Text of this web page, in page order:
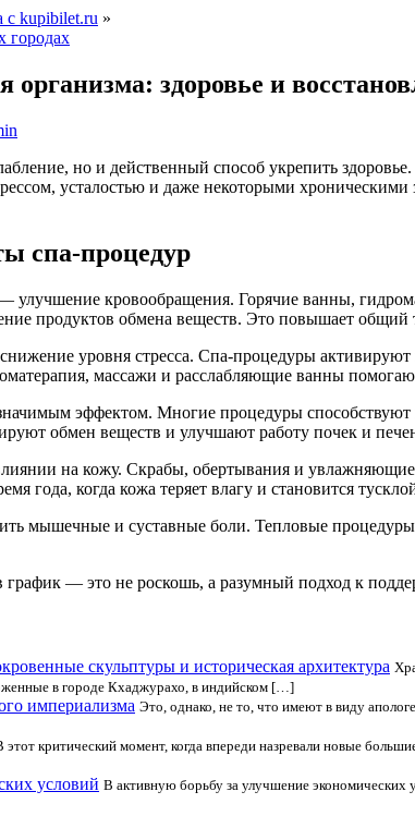
c kupibilet.ru »
городах
организма: здоровье и
но и действенный способ укрепить
усталостью и даже некоторыми
спа-процедур
улучшение кровообращения. Горячие ванны,
продуктов обмена веществ. Это повышает общий
уровня стресса. Спа-процедуры активируют
массажи и расслабляющие ванны
эффектом. Многие процедуры
обмен веществ и улучшают работу почек и
на кожу. Скрабы, обертывания и
года, когда кожа теряет влагу и становится
мышечные и суставные боли. Тепловые
график — это не роскошь, а разумный подход к
скульптуры и историческая архитектура
в городе Кхаджурахо, в индийском […]
империализма Это, однако, не то, что имеют в виду
этот критический момент, когда впереди назревали новые
условий В активную борьбу за улучшение экономических